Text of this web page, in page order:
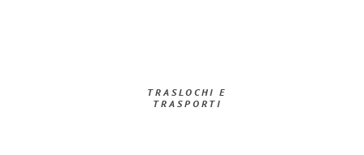
TRASLOCHI E
TRASPORTI​